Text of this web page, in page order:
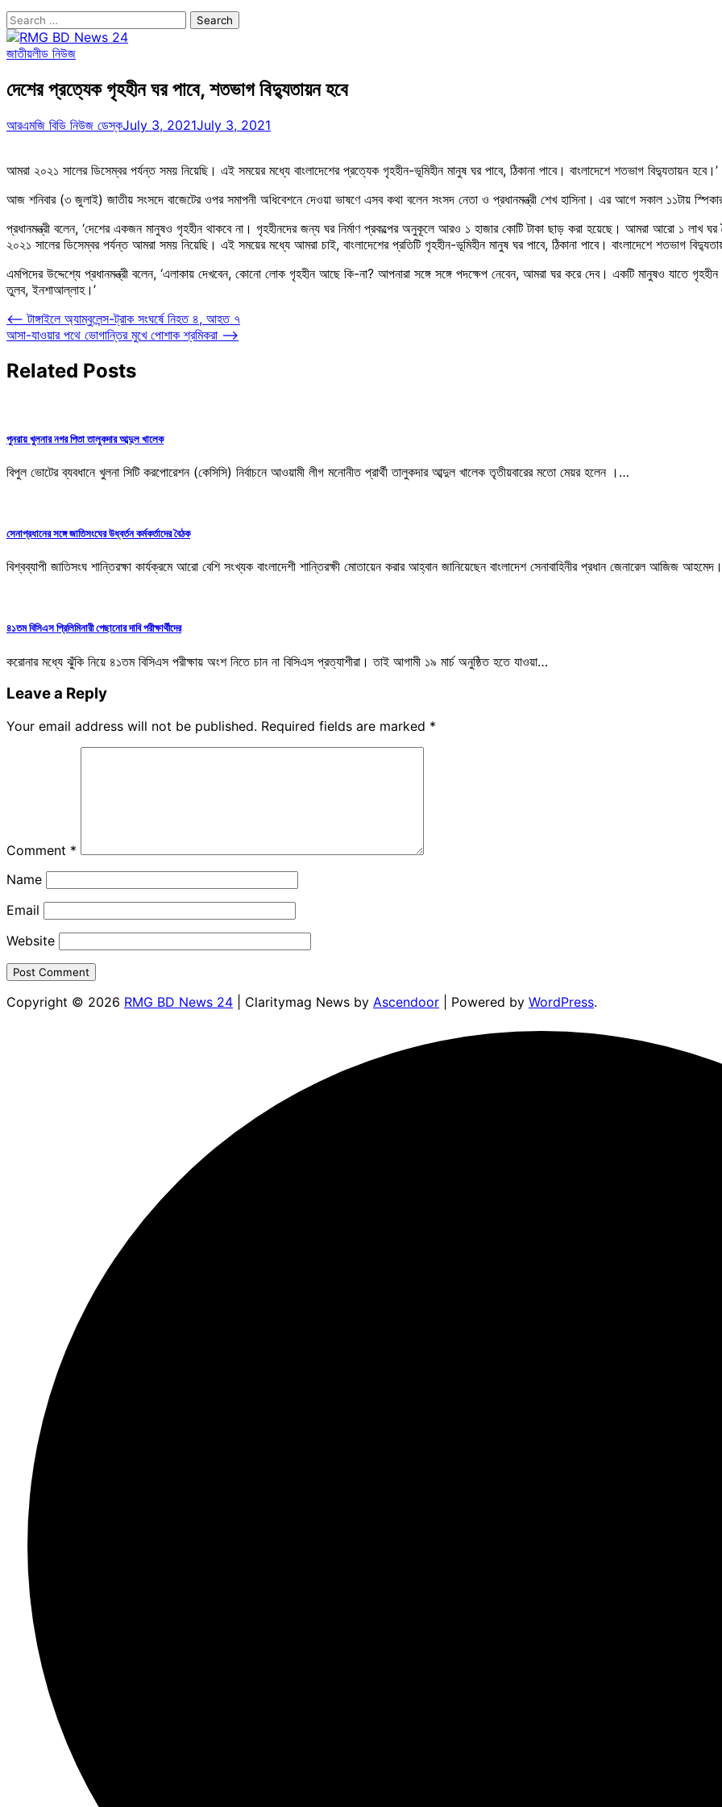
Search
for:
জাতীয়লীড নিউজ
দেশের প্রত্যেক গৃহহীন ঘর পাবে, শতভাগ বিদ্যুতায়ন হবে
আরএমজি বিডি নিউজ ডেস্কJuly 3, 2021July 3, 2021
আমরা ২০২১ সালের ডিসেম্বর পর্যন্ত সময় নিয়েছি। এই সময়ের মধ্যে বাংলাদেশের প্রত্যেক গৃহহীন-ভূমিহীন মানুষ ঘর পাবে, ঠিকানা পাবে। বাংলাদেশে শতভাগ বিদ্যুতায়ন হবে।’
আজ শনিবার (৩ জুলাই) জাতীয় সংসদে বাজেটের ওপর সমাপনী অধিবেশনে দেওয়া ভাষণে এসব কথা বলেন সংসদ নেতা ও প্রধানমন্ত্রী শেখ হাসিনা। এর আগে সকাল ১১টায়
প্রধানমন্ত্রী বলেন, ‘দেশের একজন মানুষও গৃহহীন থাকবে না। গৃহহীনদের জন্য ঘর নির্মাণ প্রকল্পের অনুকূলে আরও ১ হাজার কোটি টাকা ছাড় করা হয়েছে। আমরা আরো ১ লাখ ঘর
২০২১ সালের ডিসেম্বর পর্যন্ত আমরা সময় নিয়েছি। এই সময়ের মধ্যে আমরা চাই, বাংলাদেশের প্রতিটি গৃহহীন-ভূমিহীন মানুষ ঘর পাবে, ঠিকানা পাবে। বাংলাদেশে শতভাগ
এমপিদের উদ্দেশ্যে প্রধানমন্ত্রী বলেন, ‘এলাকায় দেখবেন, কোনো লোক গৃহহীন আছে কি-না? আপনারা সঙ্গে সঙ্গে পদক্ষেপ নেবেন, আমরা ঘর করে দেব। একটি মানুষও যাতে
তুলব, ইনশাআল্লাহ।’
Post
navigation
⟵ টাঙ্গাইলে অ্যাম্বুলেন্স-ট্রাক সংঘর্ষে নিহত ৪, আহত ৭
আসা-যাওয়ার পথে ভোগান্তির মুখে পোশাক শ্রমিকরা ⟶
Related Posts
পুনরায় খুলনার নগর পিতা তালুকদার আব্দুল খালেক
বিপুল ভোটের ব্যবধানে খুলনা সিটি করপোরেশন (কেসিসি) নির্বাচনে আওয়ামী লীগ মনোনীত প্রার্থী তালুকদার আব্দুল খালেক তৃতীয়বারের মতো মেয়র হলেন ।…
সেনাপ্রধানের সঙ্গে জাতিসংঘের উধ্বর্তন কর্মকর্তাদের বৈঠক
বিশ্বব্যাপী জাতিসংঘ শান্তিরক্ষা কার্যক্রমে আরো বেশি সংখ্যক বাংলাদেশী শান্তিরক্ষী মোতায়েন করার আহ্বান জানিয়েছেন বাংলাদেশ সেনাবাহিনীর প্রধান জেনারেল আজিজ
৪১তম বিসিএস প্রিলিমিনারী পেছানোর দাবি পরীক্ষার্থীদের
করোনার মধ্যে ঝুঁকি নিয়ে ৪১তম বিসিএস পরীক্ষায় অংশ নিতে চান না বিসিএস প্রত্যাশীরা। তাই আগামী ১৯ মার্চ অনুষ্ঠিত হতে যাওয়া…
Leave a Reply
Your email address will not be published. Required fields are marked *
Comment *
Name
Email
Website
Copyright © 2026 RMG BD News 24 | Claritymag News by Ascendoor | Powered by WordPress.